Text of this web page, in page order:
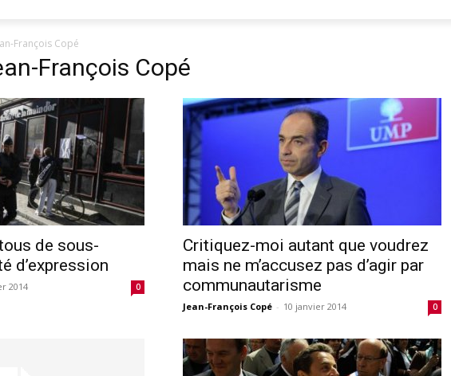
François Copé
François Copé
de sous-
d’expression
2014 0
Critiquez-moi autant que voudrez
mais ne m’accusez pas d’agir par
communautarisme
Jean-François Copé - 10 janvier 2014 0